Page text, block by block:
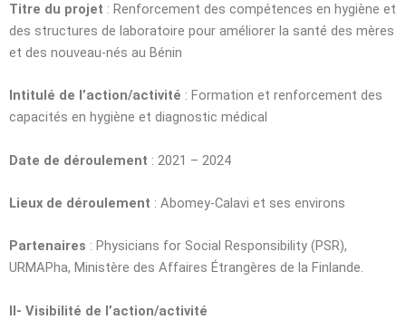
Titre du projet : Renforcement des compétences en hygiène et
des structures de laboratoire pour améliorer la santé des mères
et des nouveau-nés au Bénin
Intitulé de l’action/activité : Formation et renforcement des
capacités en hygiène et diagnostic médical
Date de déroulement : 2021 – 2024
Lieux de déroulement : Abomey-Calavi et ses environs
Partenaires : Physicians for Social Responsibility (PSR),
URMAPha, Ministère des Affaires Étrangères de la Finlande.
II- Visibilité de l’action/activité